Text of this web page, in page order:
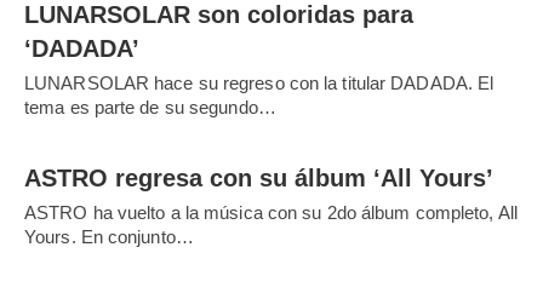
LUNARSOLAR son coloridas para
‘DADADA’
LUNARSOLAR hace su regreso con la titular DADADA. El
tema es parte de su segundo…
ASTRO regresa con su álbum ‘All Yours’
ASTRO ha vuelto a la música con su 2do álbum completo, All
Yours. En conjunto…